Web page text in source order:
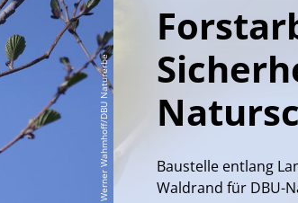
Werner Wahmhoff/DBU Naturerbe
Baustelle entlang
Waldrand für DBU-